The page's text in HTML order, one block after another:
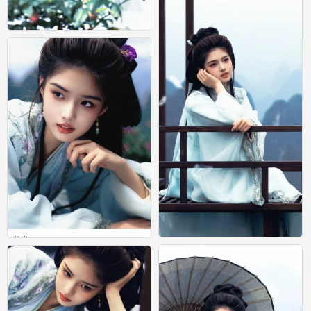
艾米
艾米
0
艾米
0